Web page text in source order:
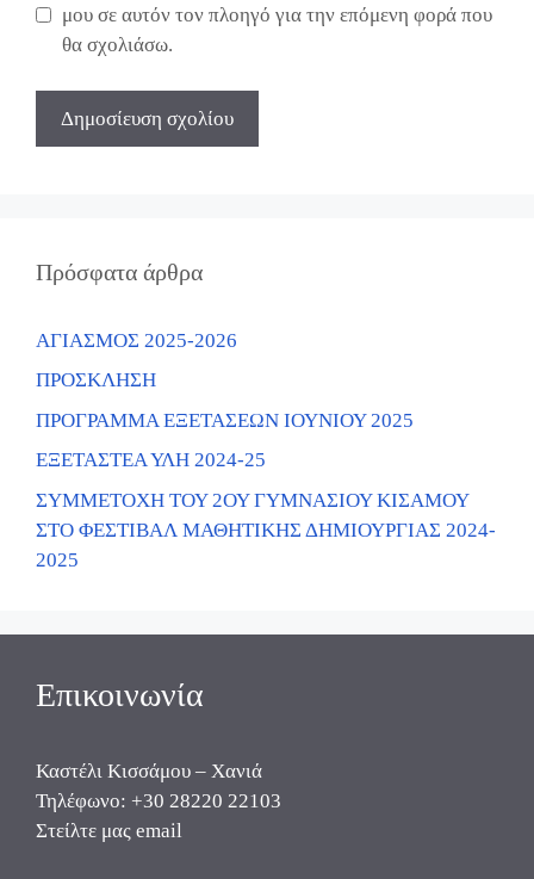
μου σε αυτόν τον πλοηγό για την επόμενη φορά που
θα σχολιάσω.
Πρόσφατα άρθρα
ΑΓΙΑΣΜΟΣ 2025-2026
ΠΡΟΣΚΛΗΣΗ
ΠΡΟΓΡΑΜΜΑ ΕΞΕΤΑΣΕΩΝ ΙΟΥΝΙΟΥ 2025
ΕΞΕΤΑΣΤΕΑ ΥΛΗ 2024-25
ΣΥΜΜΕΤΟΧΗ ΤΟΥ 2ΟΥ ΓΥΜΝΑΣΙΟΥ ΚΙΣΑΜΟΥ
ΣΤΟ ΦΕΣΤΙΒΑΛ ΜΑΘΗΤΙΚΗΣ ΔΗΜΙΟΥΡΓΙΑΣ 2024-
2025
Επικοινωνία
Καστέλι Κισσάμου – Χανιά
Τηλέφωνο: +30 28220 22103
Στείλτε μας email